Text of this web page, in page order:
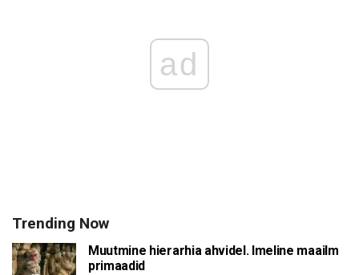
ad
Trending Now
Muutmine hierarhia ahvidel. Imeline maailm
primaadid